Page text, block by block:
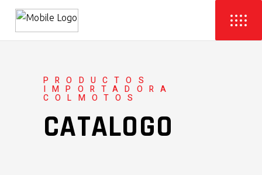
PRODUCTOS
IMPORTADORA
COLMOTOS
CATALOGO